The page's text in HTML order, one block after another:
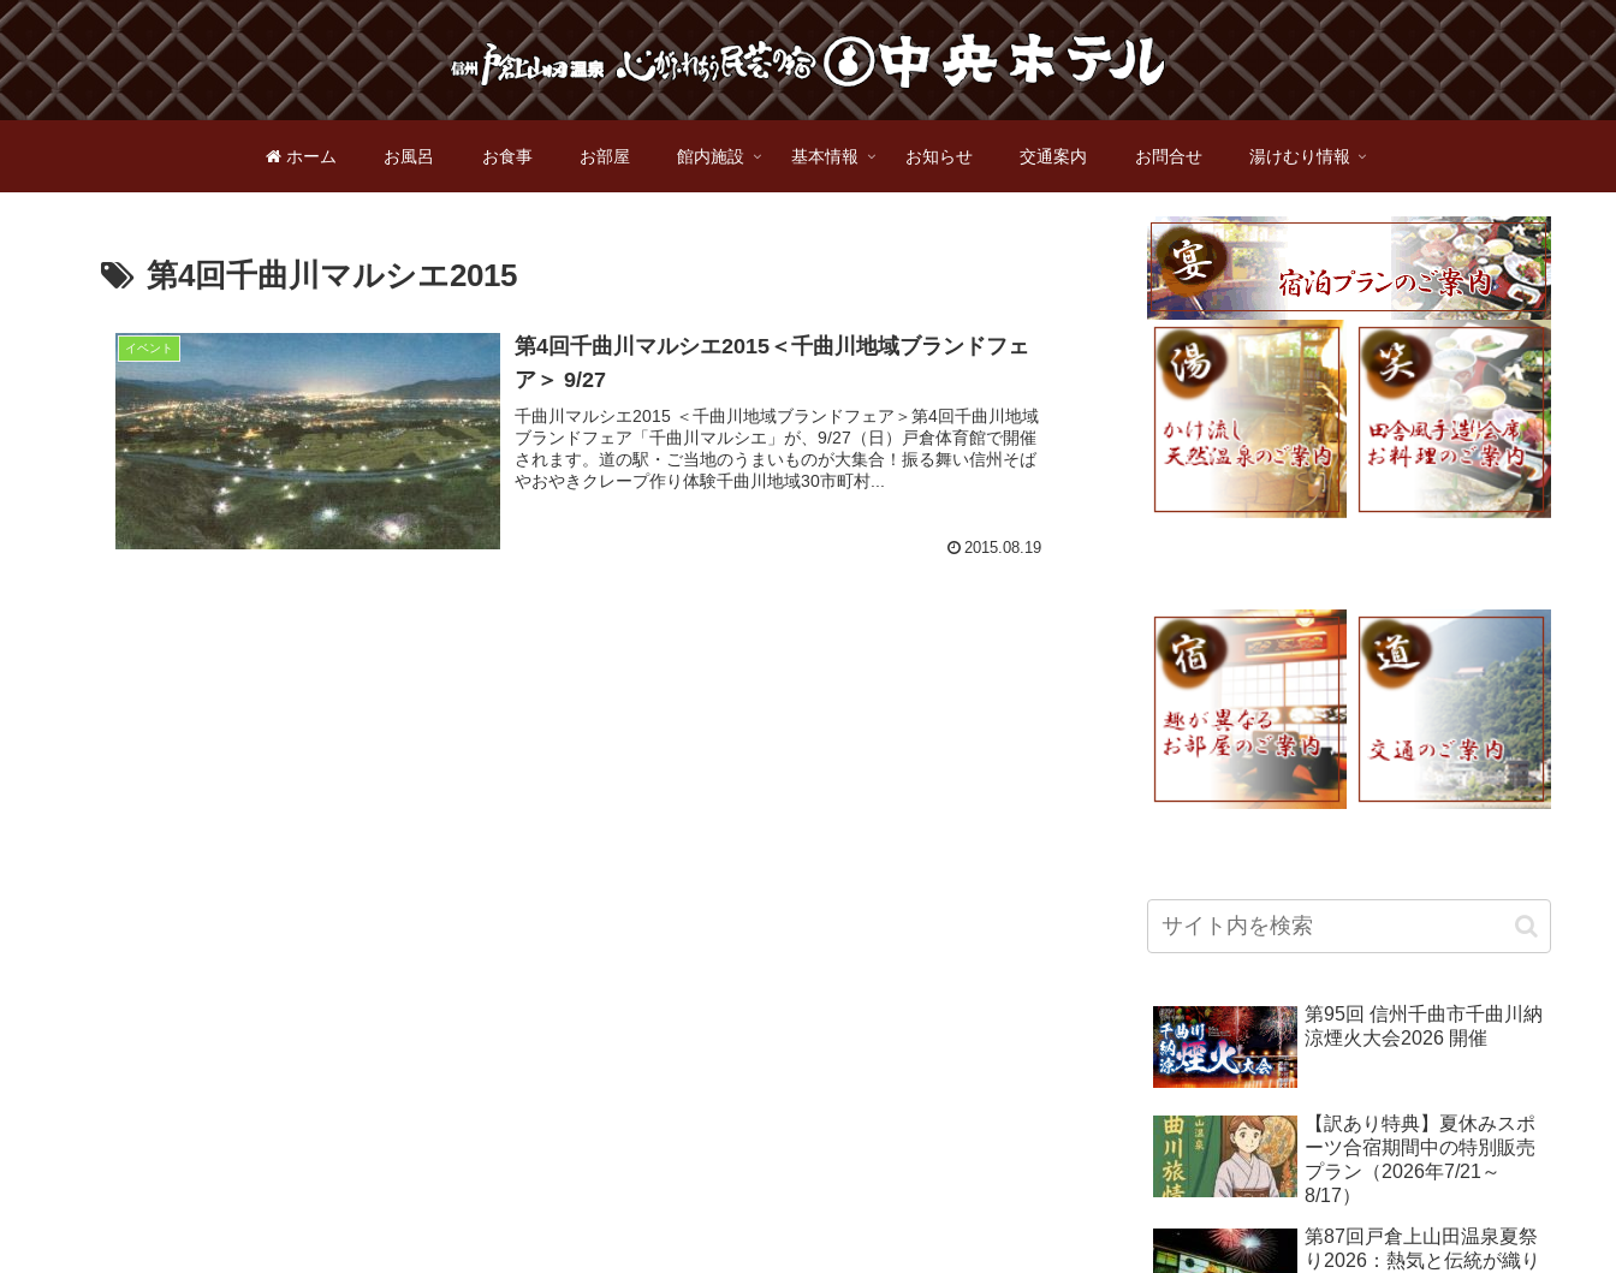
ホーム お風呂 お食事 お部屋 館内施設 基本情報 お知らせ 交通案内 お問合せ 湯けむり情報
第4回千曲川マルシエ2015
イベント
第4回千曲川マルシエ2015＜千曲川地域ブランドフェ
ア＞ 9/27
千曲川マルシエ2015 ＜千曲川地域ブランドフェア＞第4回千曲川地域
ブランドフェア「千曲川マルシエ」が、9/27（日）戸倉体育館で開催
されます。道の駅・ご当地のうまいものが大集合！振る舞い信州そば
やおやきクレープ作り体験千曲川地域30市町村...
2015.08.19
第95回 信州千曲市千曲川納
涼煙火大会2026 開催
【訳あり特典】夏休みスポ
ーツ合宿期間中の特別販売
プラン（2026年7/21～
8/17）
第87回戸倉上山田温泉夏祭
り2026：熱気と伝統が織り